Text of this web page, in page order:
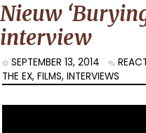
Nieuw
interview
SEPTEMBER 13, 2014
THE EX, FILMS, INTERVIEWS